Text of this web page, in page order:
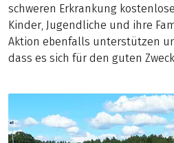
schweren Erkrankung
Kinder, Jugendliche und ihre
Aktion ebenfalls unterstützen
dass es sich für den guten